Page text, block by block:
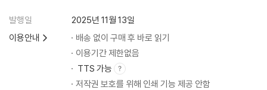
34 현금흐름 추정
35 비할인법
PART 06 부동산금융론
발행일
2025년 11월 13일
이용안내
배송 없이 구매 후 바로 읽기
이용기간 제한없음
TTS 가능
저작권 보호를 위해 인쇄 기능 제공 안함